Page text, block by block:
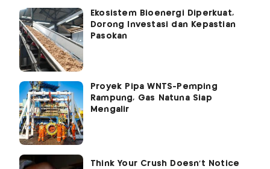
Ekosistem Bioenergi Diperkuat,
Dorong Investasi dan Kepastian
Pasokan
Proyek Pipa WNTS-Pemping
Rampung, Gas Natuna Siap
Mengalir